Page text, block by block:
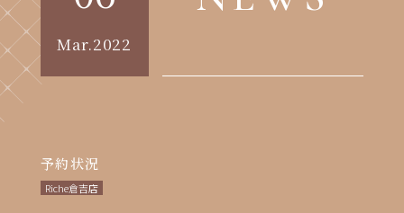
Mar.2022
予約状況
Riche倉吉店